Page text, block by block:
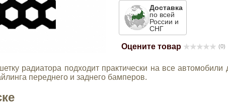
Доставка
по всей
России и
СНГ
Оцените товар (0)
радиатора подходит практически на все
переднего и заднего бамперов.